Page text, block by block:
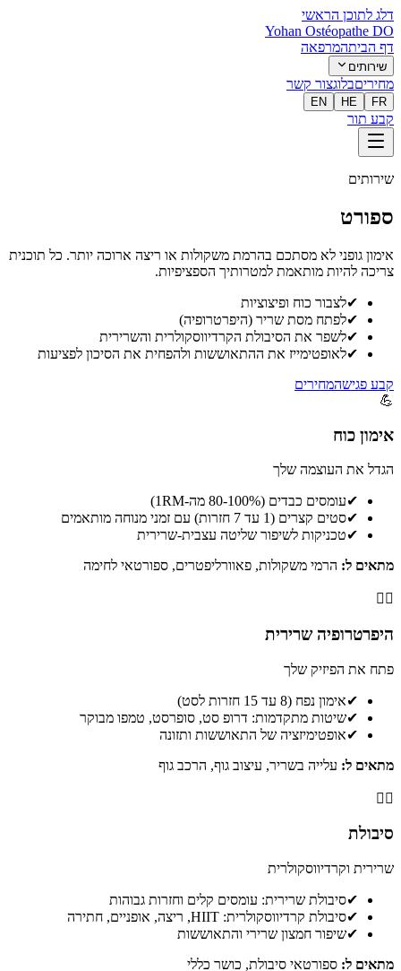
דלג לתוכן הראשי
Yohan Ostéopathe DO
דף הביתהמרפאה
שירותים
מחיריםבלוגצור קשר
FR
HE
EN
קבע תור
שירותים
ספורט
אימון גופני לא מסתכם בהרמת משקולות או ריצה ארוכה יותר. כל תוכנית
צריכה להיות מותאמת למטרותיך הספציפיות.
✔לצבור כוח ופיצוציות
✔לפתח מסת שריר (היפרטרופיה)
✔לשפר את הסיבולת הקרדיווסקולרית והשרירית
✔לאופטימייז את ההתאוששות ולהפחית את הסיכון לפציעות
קבע פגישהמחירים
💪
אימון כוח
הגדל את העוצמה שלך
✔עומסים כבדים (80-100% מה-1RM)
✔סטים קצרים (1 עד 7 חזרות) עם זמני מנוחה מותאמים
✔טכניקות לשיפור שליטה עצבית-שרירית
מתאים ל: הרמי משקולות, פאוורליפטרים, ספורטאי לחימה
🏋️‍♂️
היפרטרופיה שרירית
פתח את הפיזיק שלך
✔אימון נפח (8 עד 15 חזרות לסט)
✔שיטות מתקדמות: דרופ סט, סופרסט, טמפו מבוקר
✔אופטימיזציה של התאוששות ותזונה
מתאים ל: עלייה בשריר, עיצוב גוף, הרכב גוף
🏃‍♂️
סיבולת
שרירית וקרדיווסקולרית
✔סיבולת שרירית: עומסים קלים וחזרות גבוהות
✔סיבולת קרדיווסקולרית: HIIT, ריצה, אופניים, חתירה
✔שיפור חמצון שרירי והתאוששות
מתאים ל: ספורטאי סיבולת, כושר כללי